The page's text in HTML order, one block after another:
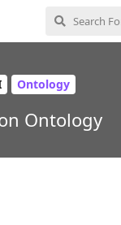
Ontology
Ontology